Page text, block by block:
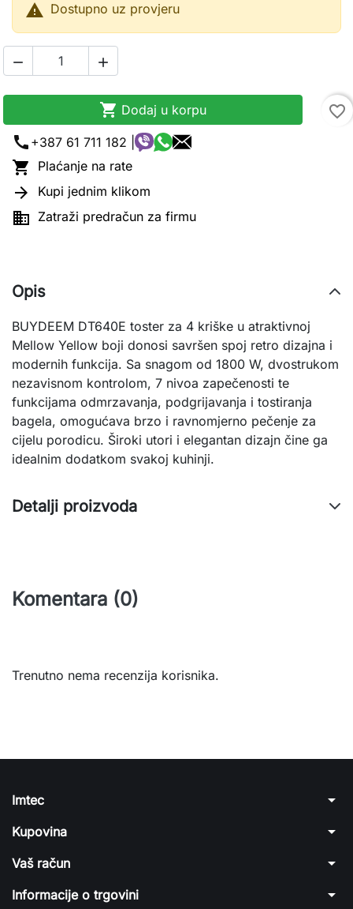
 Dostupno uz provjeru
 
 Dodaj u korpu
favorite_border
call +387 61 711 182 |
 Plaćanje na rate
 Kupi jednim klikom
 Zatraži predračun za firmu
Opis
BUYDEEM DT640E toster za 4 kriške u atraktivnoj
Mellow Yellow boji donosi savršen spoj retro dizajna i
modernih funkcija. Sa snagom od 1800 W, dvostrukom
nezavisnom kontrolom, 7 nivoa zapečenosti te
funkcijama odmrzavanja, podgrijavanja i tostiranja
bagela, omogućava brzo i ravnomjerno pečenje za
cijelu porodicu. Široki utori i elegantan dizajn čine ga
idealnim dodatkom svakoj kuhinji.
Detalji proizvoda
Komentara (0)
Trenutno nema recenzija korisnika.
Imtec arrow_drop_down
Kupovina arrow_drop_down
Vaš račun arrow_drop_down
Informacije o trgovini arrow_drop_down